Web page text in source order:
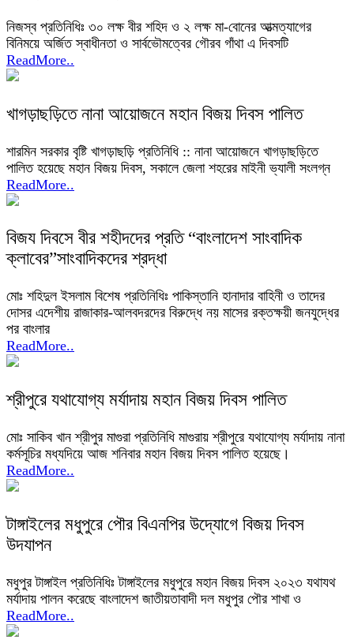
নিজস্ব প্রতিনিধিঃ ৩০ লক্ষ বীর শহিদ ও ২ লক্ষ মা-বোনের আত্মত্যাগের
বিনিময়ে অর্জিত স্বাধীনতা ও সার্বভৌমত্বের গৌরব গাঁথা এ দিবসটি
ReadMore..
খাগড়াছড়িতে নানা আয়োজনে মহান বিজয় দিবস পালিত
শারমিন সরকার বৃষ্টি খাগড়াছড়ি প্রতিনিধি :: নানা আয়োজনে খাগড়াছড়িতে
পালিত হয়েছে মহান বিজয় দিবস, সকালে জেলা শহরের মাইনী ভ্যালী সংলগ্ন
ReadMore..
বিজয দিবসে বীর শহীদদের প্রতি “বাংলাদেশ সাংবাদিক
ক্লাবের”সাংবাদিকদের শ্রদ্ধা
মোঃ শহিদুল ইসলাম বিশেষ প্রতিনিধিঃ পাকিস্তানি হানাদার বাহিনী ও তাদের
দোসর এদেশীয় রাজাকার-আলবদরদের বিরুদ্ধে নয় মাসের রক্তক্ষয়ী জনযুদ্ধের
পর বাংলার
ReadMore..
শ্রীপুরে যথাযোগ্য মর্যাদায় মহান বিজয় দিবস পালিত
মোঃ সাকিব খান শ্রীপুর মাগুরা প্রতিনিধি মাগুরায় শ্রীপুরে যথাযোগ্য মর্যাদায় নানা
কর্মসূচির মধ্যদিয়ে আজ শনিবার মহান বিজয় দিবস পালিত হয়েছে।
ReadMore..
টাঙ্গাইলের মধুপুরে পৌর বিএনপির উদ্যোগে বিজয় দিবস
উদযাপন
মধুপুর টাঙ্গাইল প্রতিনিধিঃ টাঙ্গাইলের মধুপুরে মহান বিজয় দিবস ২০২৩ যথাযথ
মর্যাদায় পালন করেছে বাংলাদেশ জাতীয়তাবাদী দল মধুপুর পৌর শাখা ও
ReadMore..